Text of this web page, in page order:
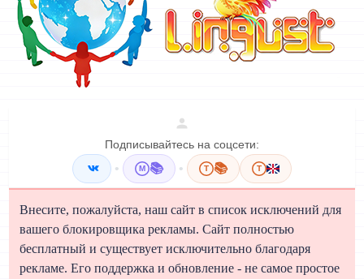
Подписывайтесь на соцсети:
• M 📚 • T 📚 T
Внесите, пожалуйста, наш сайт в список исключений для
вашего блокировщика рекламы. Сайт полностью
бесплатный и существует исключительно благодаря
рекламе. Его поддержка и обновление - не самое простое